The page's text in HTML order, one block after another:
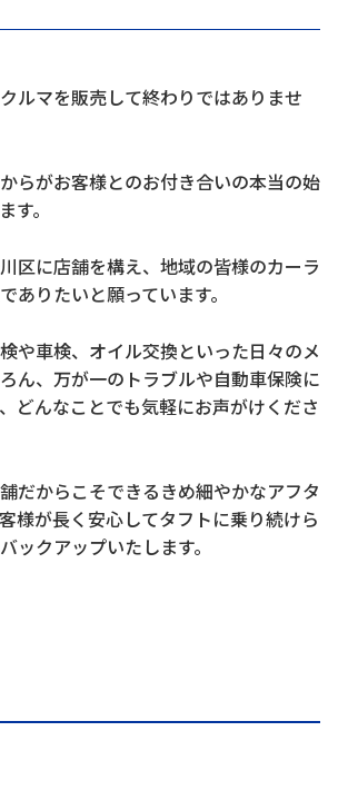
ルマを販売して終わりではありませ
らがお客様とのお付き合いの本当の始
す。
区に店舗を構え、地域の皆様のカーラ
ありたいと願っています。
や車検、オイル交換といった日々のメ
ん、万が一のトラブルや自動車保険に
どんなことでも気軽にお声がけくださ
だからこそできるきめ細やかなアフタ
様が長く安心してタフトに乗り続けら
ックアップいたします。